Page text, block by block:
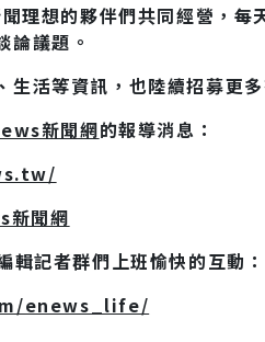
理想的夥伴們共同經營，
論議題。
生活等資訊，也陸續招募更
新聞網的報導消息：
新聞網
記者群們上班愉快的互動：
enews_life/